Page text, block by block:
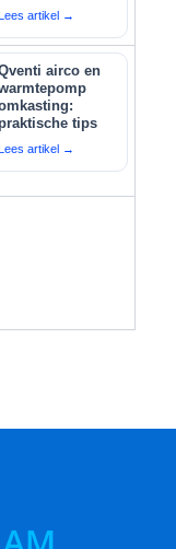
artikel →
airco en
tips
artikel →